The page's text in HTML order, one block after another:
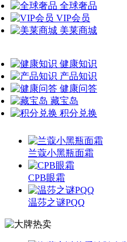
全球奢品
VIP会员
美莱商城
健康知识
产品知识
健康问答
藏宝岛
积分兑换
兰蔻小黑瓶面霜
CPB眼霜
温莎之谜PQQ